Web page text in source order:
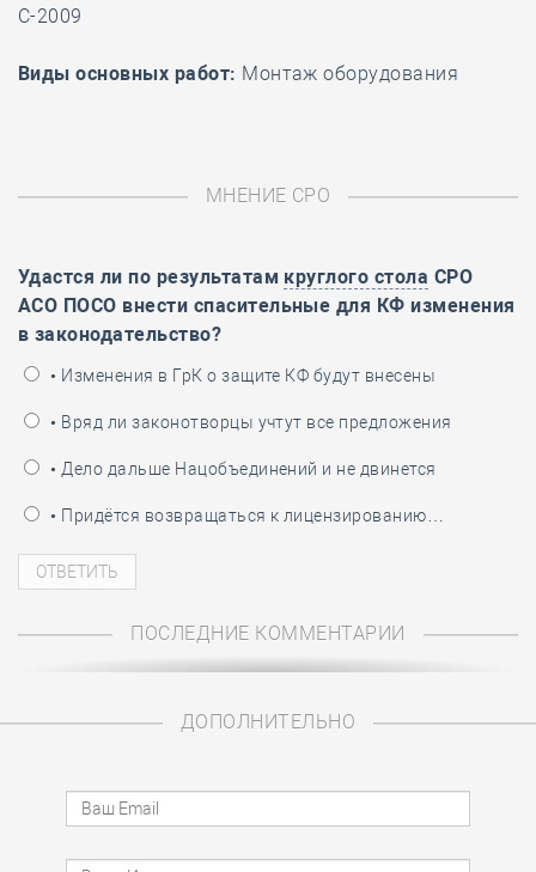
С-2009
Виды основных работ: Монтаж оборудования
МНЕНИЕ СРО
Удастся ли по результатам круглого стола СРО
АСО ПОСО внести спасительные для КФ изменения
в законодательство?
• Изменения в ГрК о защите КФ будут внесены
• Вряд ли законотворцы учтут все предложения
• Дело дальше Нацобъединений и не двинется
• Придётся возвращаться к лицензированию…
ПОСЛЕДНИЕ КОММЕНТАРИИ
ДОПОЛНИТЕЛЬНО